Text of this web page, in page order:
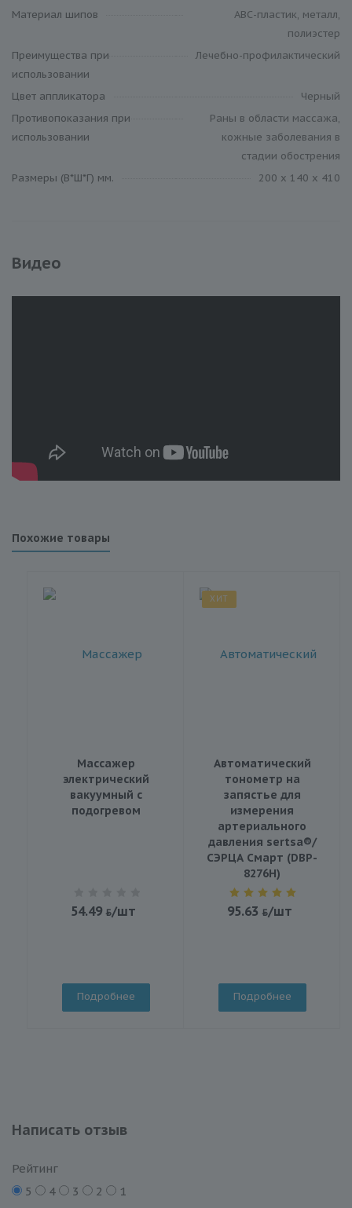
Материал шипов
АВС-пластик, металл,
полиэстер
Преимущества при
использовании
Лечебно-профилактический
Цвет аппликатора
Черный
Противопоказания при
использовании
Раны в области массажа,
кожные заболевания в
стадии обострения
Размеры (В*Ш*Г) мм.
200 x 140 x 410
Видео
Похожие товары
Массажер
электрический
вакуумный с
подогревом
54.49 /шт
Подробнее
ХИТ
Автоматический
тонометр на
запястье для
измерения
артериального
давления sertsa®/
СЭРЦА Смарт (DBP-
8276H)
95.63 /шт
Подробнее
Написать отзыв
Рейтинг
5
4 3 2 1